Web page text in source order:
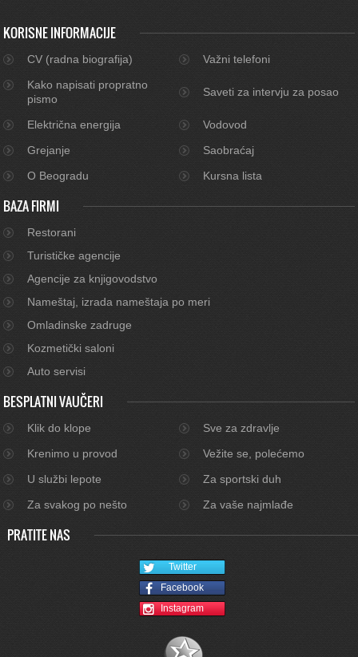
KORISNE INFORMACIJE
CV (radna biografija)
Važni telefoni
Kako napisati propratno
pismo
Saveti za intervju za posao
Električna energija
Vodovod
Grejanje
Saobraćaj
O Beogradu
Kursna lista
BAZA FIRMI
Restorani
Turističke agencije
Agencije za knjigovodstvo
Nameštaj, izrada nameštaja po meri
Omladinske zadruge
Kozmetički saloni
Auto servisi
BESPLATNI VAUČERI
Klik do klope
Sve za zdravlje
Krenimo u provod
Vežite se, polećemo
U službi lepote
Za sportski duh
Za svakog po nešto
Za vaše najmlađe
PRATITE NAS
Twitter
Facebook
Instagram